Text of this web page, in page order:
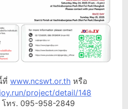
ที่ www.ncswt.or.th หรือ
project/detail/148
โทร. 095-958-2849